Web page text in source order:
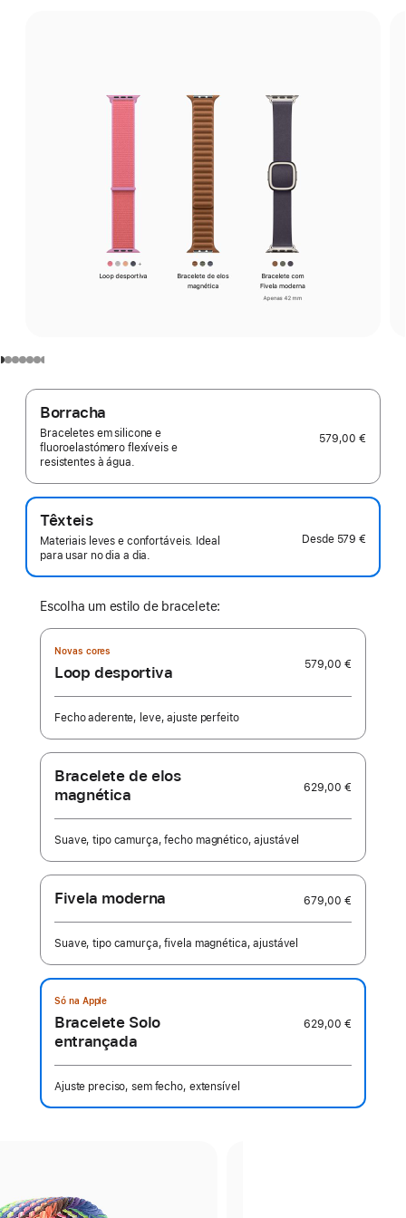
Borracha
Braceletes em silicone e
fluoroelastómero flexíveis e
resistentes à água.
579,00 €
Têxteis
Materiais leves e confortáveis. Ideal
para usar no dia a dia.
Desde 579 €
Escolha um estilo de bracelete:
Novas cores
Loop desportiva 579,00 €
Fecho aderente, leve, ajuste perfeito
Bracelete de elos
magnética
629,00 €
Suave, tipo camurça, fecho magnético, ajustável
Fivela moderna 679,00 €
Suave, tipo camurça, fivela magnética, ajustável
Só na Apple
Bracelete Solo
entrançada
629,00 €
Ajuste preciso, sem fecho, extensível